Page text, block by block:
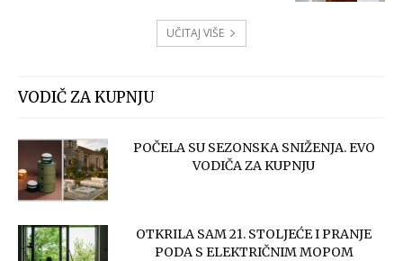
UČITAJ VIŠE
VODIČ ZA KUPNJU
POČELA SU SEZONSKA SNIŽENJA. EVO
VODIČA ZA KUPNJU
OTKRILA SAM 21. STOLJEĆE I PRANJE
PODA S ELEKTRIČNIM MOPOM